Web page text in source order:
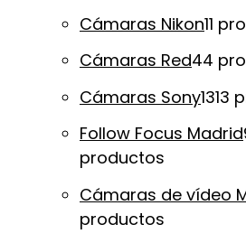
Cámaras Nikon11
Cámaras Red44
Cámaras Sony1313
Follow Focus Madrid
productos
Cámaras de vídeo
productos